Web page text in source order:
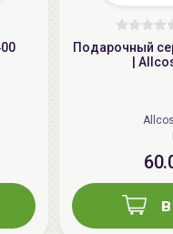
Подарочный
|